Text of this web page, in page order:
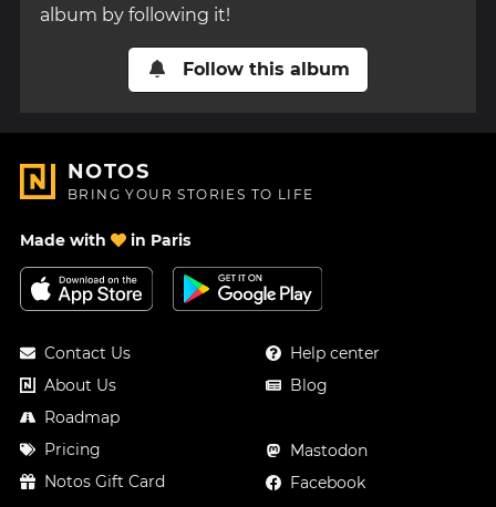
album by following it!
Follow this album
NOTOS
BRING YOUR STORIES TO LIFE
Made with in Paris
Contact Us
About Us
Roadmap
Pricing
Notos Gift Card
Help center
Blog
Mastodon
Facebook